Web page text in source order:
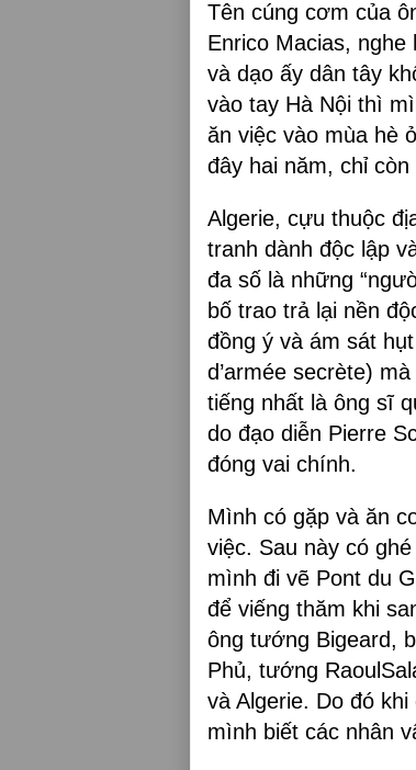
Tên cúng cơm của
Enrico Macias,
và dạo ấy dân tây
vào tay Hà Nội thì
ăn việc vào mùa hè
đây hai năm, chỉ
Algerie, cựu thuộc
tranh dành độc lập
đa số là những
bố trao trả lại nền
đồng ý và ám sát
d’armée secrète)
tiếng nhất là ông sĩ
do đạo diễn Pierre
đóng vai chính.
Mình có gặp và ăn
việc. Sau này có
mình đi vẽ Pont du
để viếng thăm khi
ông tướng Bigeard,
Phủ, tướng
và Algerie. Do đó
mình biết các nhân